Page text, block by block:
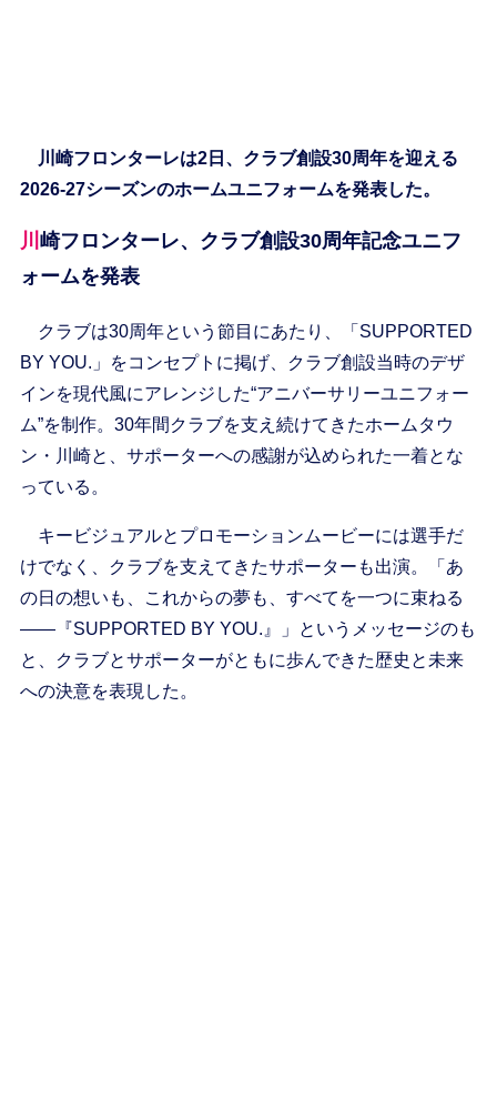
川崎フロンターレは2日、クラブ創設30周年を迎える
2026-27シーズンのホームユニフォームを発表した。
川崎フロンターレ、クラブ創設30周年記念ユニフ
ォームを発表
クラブは30周年という節目にあたり、「SUPPORTED
BY YOU.」をコンセプトに掲げ、クラブ創設当時のデザ
インを現代風にアレンジした“アニバーサリーユニフォー
ム”を制作。30年間クラブを支え続けてきたホームタウ
ン・川崎と、サポーターへの感謝が込められた一着とな
っている。
キービジュアルとプロモーションムービーには選手だ
けでなく、クラブを支えてきたサポーターも出演。「あ
の日の想いも、これからの夢も、すべてを一つに束ねる
――『SUPPORTED BY YOU.』」というメッセージのも
と、クラブとサポーターがともに歩んできた歴史と未来
への決意を表現した。